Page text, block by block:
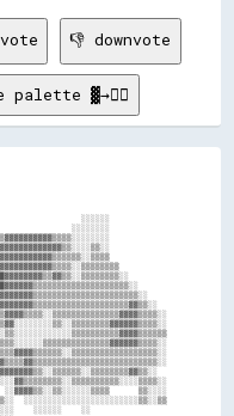
👎 downvote
palette ▓→✊🏽
░░░░
▒▒░░░░
▒▒░░░░░░
░░░░
▒▒░░                    ░░░░░░
▒▒░░░░                ░░░░░░░░
░░▓▓▓▓▓▓▓▓▓▓▓▓▓▓▒▒▒▒▒▒░░▒▒▒▒
▓▓▓▓▓▓▓▓▓▓▓▓▓▓▓▓▒▒▒▒░░▒▒▒▒▒▒▒▒
░░▓▓▓▓▒▒░░▒▒░░░░░░▒▒▒▒      ▒▒░░░░
░░░░░░░░░░░░░░░░░░░░░░░░▒▒░░▒▒
░░░░░░    ░░